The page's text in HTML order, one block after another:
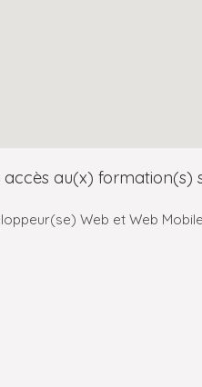
accès au(x) formation(s)
Web et Web